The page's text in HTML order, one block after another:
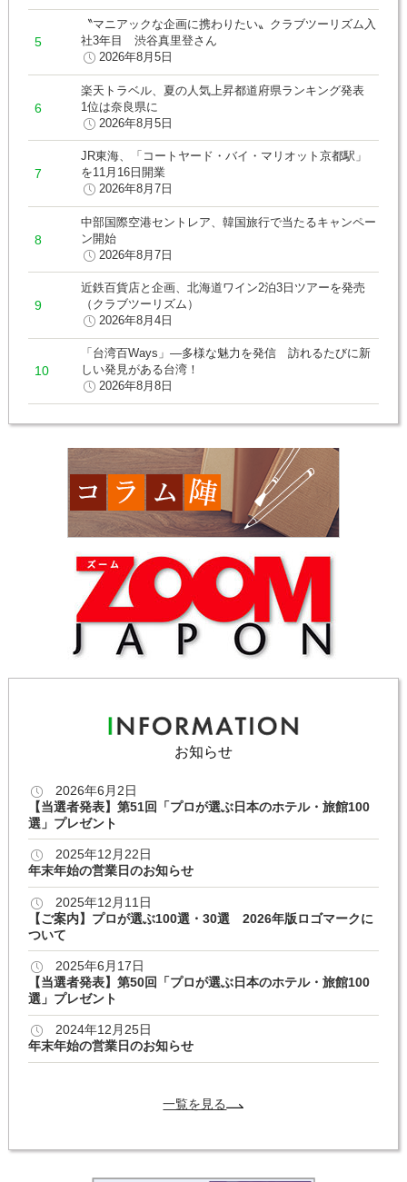
〝マニアックな企画に携わりたい〟クラブツーリズム入
社3年目 渋谷真里登さん
2026年8月5日
楽天トラベル、夏の人気上昇都道府県ランキング発表
1位は奈良県に
2026年8月5日
JR東海、「コートヤード・バイ・マリオット京都駅」
を11月16日開業
2026年8月7日
中部国際空港セントレア、韓国旅行で当たるキャンペー
ン開始
2026年8月7日
近鉄百貨店と企画、北海道ワイン2泊3日ツアーを発売
（クラブツーリズム）
2026年8月4日
「台湾百Ways」―多様な魅力を発信 訪れるたびに新
しい発見がある台湾！
2026年8月8日
お知らせ
2026年6月2日
【当選者発表】第51回「プロが選ぶ日本のホテル・旅館100
選」プレゼント
2025年12月22日
年末年始の営業日のお知らせ
2025年12月11日
【ご案内】プロが選ぶ100選・30選 2026年版ロゴマークに
ついて
2025年6月17日
【当選者発表】第50回「プロが選ぶ日本のホテル・旅館100
選」プレゼント
2024年12月25日
年末年始の営業日のお知らせ
一覧を見る